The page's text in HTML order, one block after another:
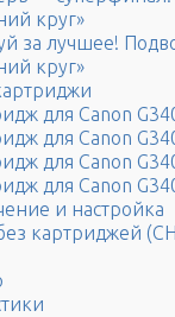
круг»
за лучшее!
круг»
для Canon
для Canon
для Canon
для Canon
и настройка
картриджей